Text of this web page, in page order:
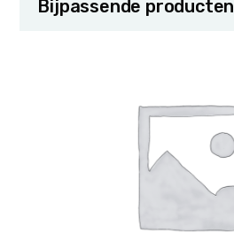
Bijpassende producten